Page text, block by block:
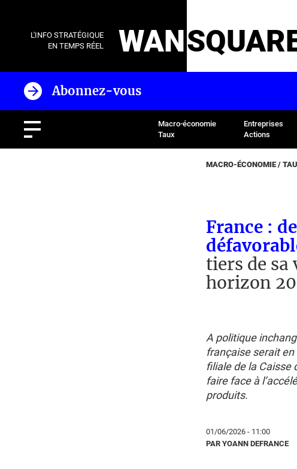
L'INFO STRATÉGIQUE
EN TEMPS RÉEL
WAN
Abonnez-vous
Macro-économie
Taux
Entreprises
Actions
MACRO-ÉCONOMIE /
France :
tiers de sa
horizon
A politique
française serait en
filiale de la Caisse
faire face à
produits.
01/06/2026 - 11:00
PAR YOANN DEFRANCE